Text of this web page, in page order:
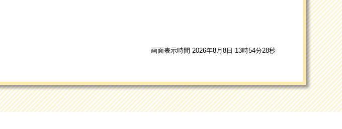
画面表示時間 2026年8月8日 13時54分28秒